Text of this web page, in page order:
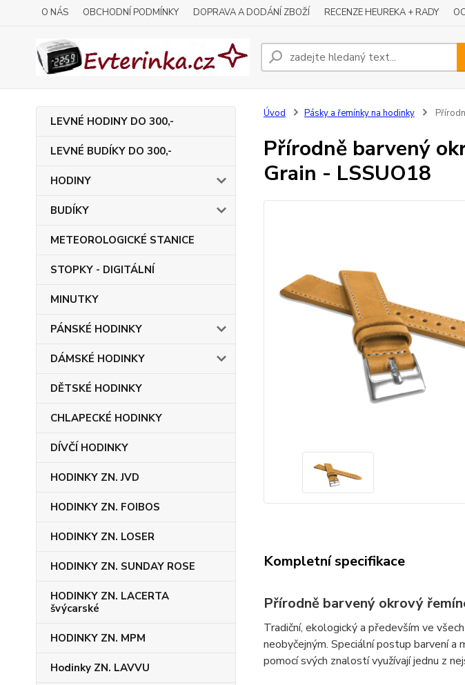
O NÁS OBCHODNÍ PODMÍNKY DOPRAVA A DODÁNÍ ZBOŽÍ RECENZE HEUREKA + RADY
LEVNÉ HODINY DO 300,-
LEVNÉ BUDÍKY DO 300,-
HODINY
BUDÍKY
METEOROLOGICKÉ STANICE
STOPKY - DIGITÁLNÍ
MINUTKY
PÁNSKÉ HODINKY
DÁMSKÉ HODINKY
DĚTSKÉ HODINKY
CHLAPECKÉ HODINKY
DÍVČÍ HODINKY
HODINKY ZN. JVD
HODINKY ZN. FOIBOS
HODINKY ZN. LOSER
HODINKY ZN. SUNDAY ROSE
HODINKY ZN. LACERTA
švýcarské
HODINKY ZN. MPM
Hodinky ZN. LAVVU
Úvod Pásky a řemínky na hodinky
Přírodně barvený
Grain - LSSUO18
Kompletní specifikace
Přírodně barvený okrový
Tradiční, ekologický a především ve
neobyčejným. Speciální postup barvení a
pomocí svých znalostí využívají jednu z